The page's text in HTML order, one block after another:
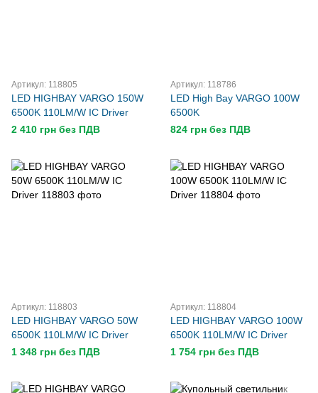
Артикул: 118805
LED HIGHBAY VARGO 150W
6500K 110LM/W IC Driver
2 410 грн без ПДВ
Артикул: 118786
LED High Bay VARGO 100W
6500K
824 грн без ПДВ
Артикул: 118803
LED HIGHBAY VARGO 50W
6500K 110LM/W IC Driver
1 348 грн без ПДВ
Артикул: 118804
LED HIGHBAY VARGO 100W
6500K 110LM/W IC Driver
1 754 грн без ПДВ